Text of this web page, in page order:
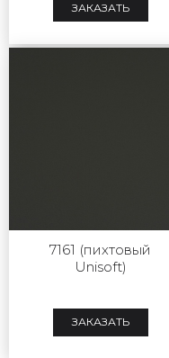
ЗАКАЗАТЬ
7161 (пихтовый
Unisoft)
ЗАКАЗАТЬ